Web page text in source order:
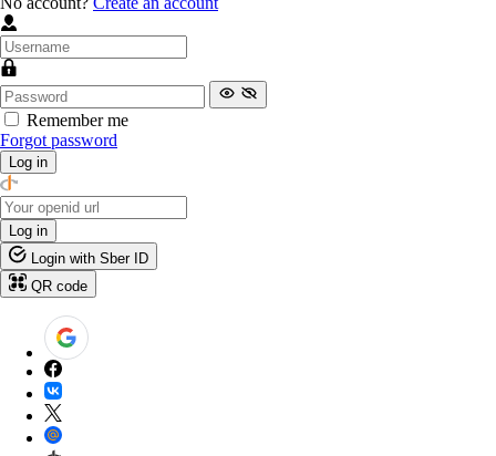
Remember me
Forgot password
Log in
Log in
Login with Sber ID
QR code